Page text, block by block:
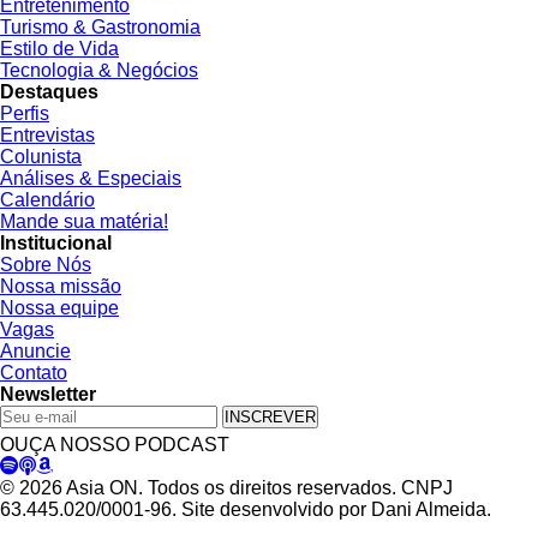
Entretenimento
Turismo & Gastronomia
Estilo de Vida
Tecnologia & Negócios
Destaques
Perfis
Entrevistas
Colunista
Análises & Especiais
Calendário
Mande sua matéria!
Institucional
Sobre Nós
Nossa missão
Nossa equipe
Vagas
Anuncie
Contato
Newsletter
INSCREVER
OUÇA NOSSO PODCAST
© 2026 Asia ON. Todos os direitos reservados. CNPJ
63.445.020/0001-96. Site desenvolvido por Dani Almeida.